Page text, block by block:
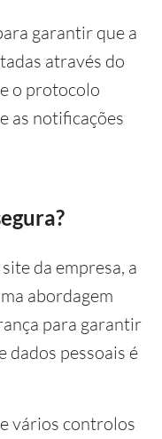
garantir que a
através do
o protocolo
as notificações
da empresa, a
abordagem
para garantir
dados pessoais é
vários controlos